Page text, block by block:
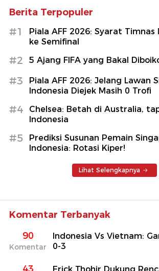
Berita Terpopuler
#1
Piala AFF 2026: Syarat Timnas
ke Semifinal
#2 5 Ajang FIFA yang Bakal
#3
Piala AFF 2026: Jelang Lawan
Indonesia Diejek Masih 0 Trofi
#4
Chelsea: Betah di Australia,
Indonesia
#5
Prediksi Susunan Pemain
Indonesia: Rotasi Kiper!
Lihat Selengkapnya
Komentar Terbanyak
90
Komentar
Indonesia Vs Vietnam:
0-3